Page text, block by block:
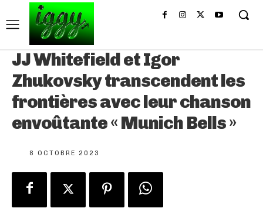
JJ Whitefield et Igor
Zhukovsky transcendent les
frontières avec leur chanson
envoûtante « Munich Bells »
8 OCTOBRE 2023